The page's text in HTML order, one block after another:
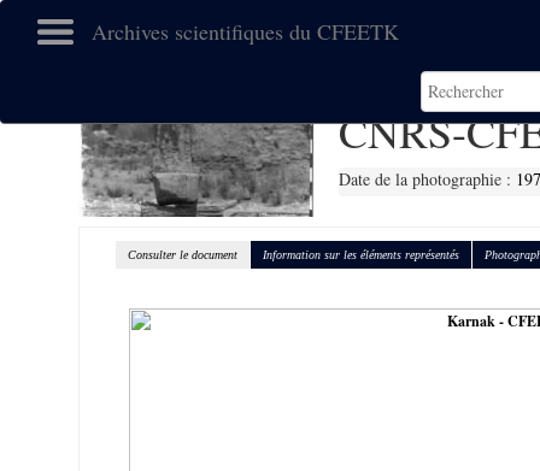
Archives scientifiques du CFEETK
CNRS-
Date de la photographie :
Consulter le document Information sur les éléments représentés